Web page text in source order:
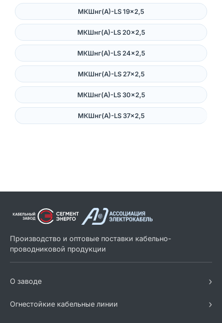
МКШнг(А)-LS 19×2,5
МКШнг(А)-LS 20×2,5
МКШнг(А)-LS 24×2,5
МКШнг(А)-LS 27×2,5
МКШнг(А)-LS 30×2,5
МКШнг(А)-LS 37×2,5
Производство и оптовые поставки кабельно-
проводниковой продукции
О заводе ›
Огнестойкие кабельные линии ›